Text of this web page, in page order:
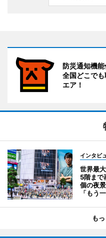
防災通知機
全国どこで
エア！
インタビ
世界最
5階まで
個の夜
「もう
も